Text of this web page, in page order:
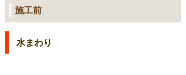
施工前
水まわり